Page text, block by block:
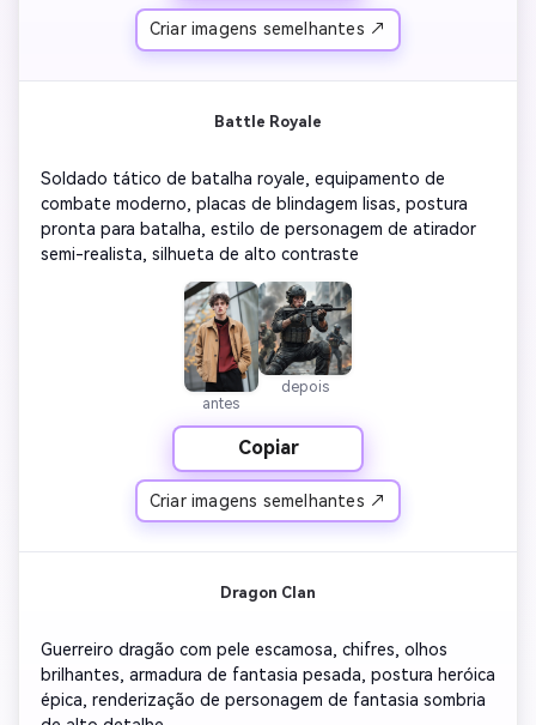
Criar imagens semelhantes ↗
Battle Royale
Soldado tático de batalha royale, equipamento de
combate moderno, placas de blindagem lisas, postura
pronta para batalha, estilo de personagem de atirador
semi-realista, silhueta de alto contraste
antes
depois
Copiar
Criar imagens semelhantes ↗
Dragon Clan
Guerreiro dragão com pele escamosa, chifres, olhos
brilhantes, armadura de fantasia pesada, postura heróica
épica, renderização de personagem de fantasia sombria